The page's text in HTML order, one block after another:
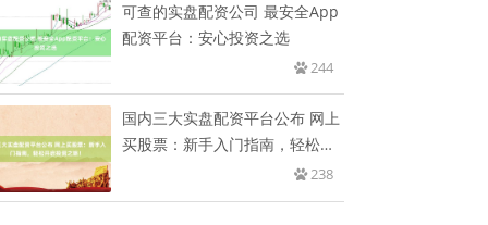
可查的实盘配资公司 最安全App
配资平台：安心投资之选
244
国内三大实盘配资平台公布 网上
买股票：新手入门指南，轻松开
238